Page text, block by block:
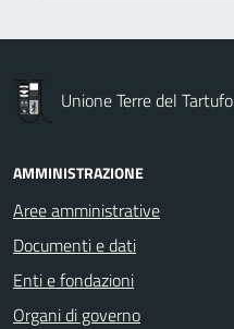
Unione Terre del Tartufo
AMMINISTRAZIONE
Aree amministrative
Documenti e dati
Enti e fondazioni
Organi di governo